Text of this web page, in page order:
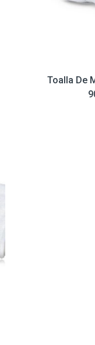
Toalla De